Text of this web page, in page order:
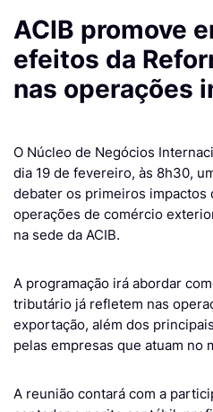
ACIB promove
efeitos da
nas operações
O Núcleo de Negócios
dia 19 de fevereiro, às 8h30,
debater os primeiros impactos
operações de comércio
na sede da ACIB.
A programação irá abordar
tributário já refletem nas
exportação, além dos
pelas empresas que atuam no
A reunião contará com a